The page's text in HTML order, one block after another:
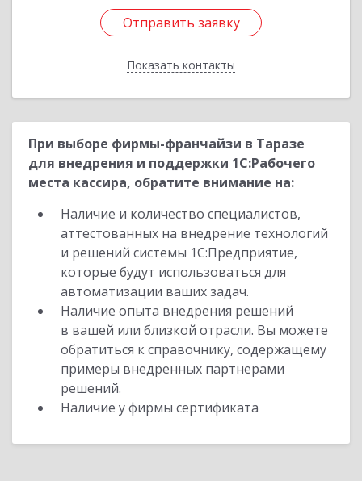
Отправить заявку
Показать контакты
Отправить заявку
Назад
При выборе фирмы-франчайзи в Таразе
для внедрения и поддержки 1С:Рабочего
места кассира, обратите внимание на:
Наличие и количество специалистов,
аттестованных на внедрение технологий
и решений системы 1С:Предприятие,
которые будут использоваться для
автоматизации ваших задач.
Наличие опыта внедрения решений
в вашей или близкой отрасли. Вы можете
обратиться к справочнику, содержащему
примеры внедренных партнерами
решений.
Наличие у фирмы сертификата